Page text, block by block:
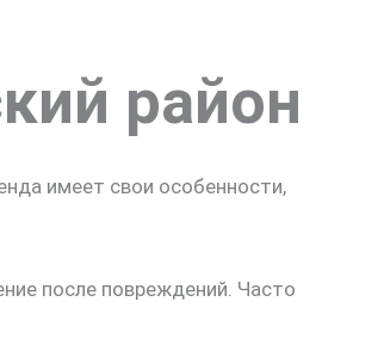
район
имеет свои особенности,
после повреждений. Часто